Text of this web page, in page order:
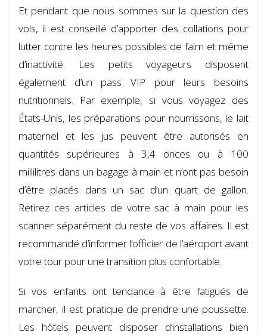
Et pendant que nous sommes sur la question des
vols, il est conseillé d’apporter des collations pour
lutter contre les heures possibles de faim et même
d’inactivité. Les petits voyageurs disposent
également d’un pass VIP pour leurs besoins
nutritionnels. Par exemple, si vous voyagez des
États-Unis, les préparations pour nourrissons, le lait
maternel et les jus peuvent être autorisés en
quantités supérieures à 3,4 onces ou à 100
millilitres dans un bagage à main et n’ont pas besoin
d’être placés dans un sac d’un quart de gallon.
Retirez ces articles de votre sac à main pour les
scanner séparément du reste de vos affaires. Il est
recommandé d’informer l’officier de l’aéroport avant
votre tour pour une transition plus confortable.
Si vos enfants ont tendance à être fatigués de
marcher, il est pratique de prendre une poussette.
Les hôtels peuvent disposer d’installations bien